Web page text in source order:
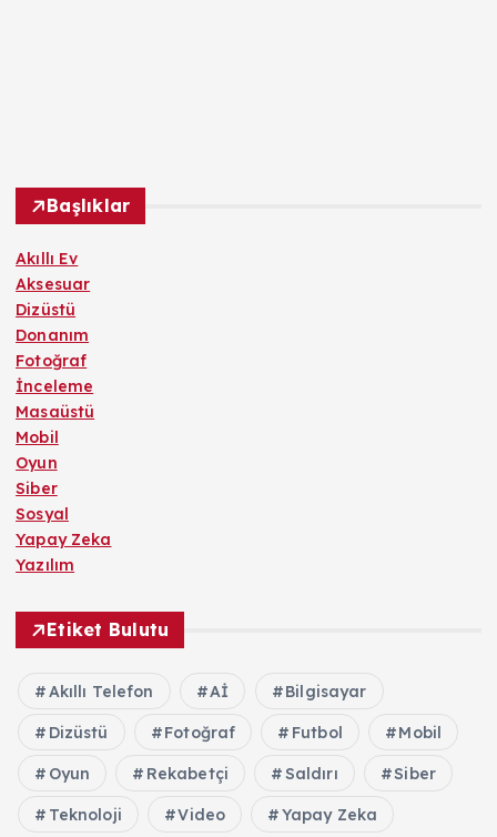
Başlıklar
Akıllı Ev
Aksesuar
Dizüstü
Donanım
Fotoğraf
İnceleme
Masaüstü
Mobil
Oyun
Siber
Sosyal
Yapay Zeka
Yazılım
Etiket Bulutu
Akıllı Telefon Aİ Bilgisayar
Dizüstü Fotoğraf Futbol Mobil
Oyun Rekabetçi Saldırı Siber
Teknoloji Video Yapay Zeka